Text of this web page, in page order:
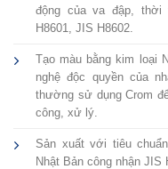
động của va đập, thời
H8601, JIS H8602.
Tạo màu bằng kim loại
nghệ độc quyền của
thường sử dụng Crom
công, xử lý.
Sản xuất với tiêu
Nhật Bản công nhận